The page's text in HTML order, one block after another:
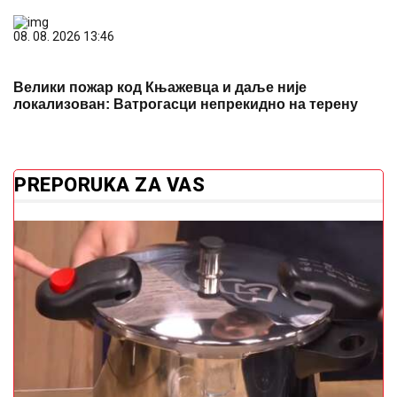
PREPORUKA ZA VAS
Ima ga svaka domaćica: Evo kako se pravilno koristi
ekspres lonac
"Vidi sve, ne govori ništa" Ana Nikolić
se ponovo oglasila nakon prijetnji
supruzi Slobe Radanovića, pa poručila
samo jedno